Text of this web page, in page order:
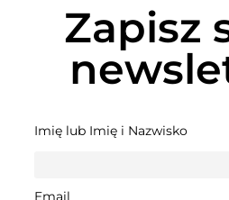
Zapisz
Imię lub Imię i Nazwisko
Email